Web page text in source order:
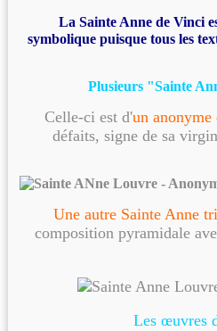
La Sainte Anne de Vinci
symbolique puisque tous les
Plusieurs "Sainte
Celle-ci est d'un anonyme
défaits, signe de sa
Une autre Sainte Anne
composition pyramidale
Les œuvres